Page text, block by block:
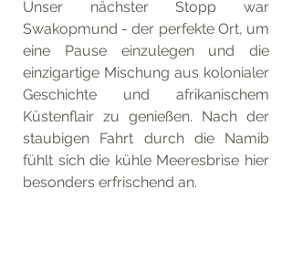
Unser nächster Stopp war
Swakopmund - der perfekte Ort, um
eine Pause einzulegen und die
einzigartige Mischung aus kolonialer
Geschichte und afrikanischem
Küstenflair zu genießen. Nach der
staubigen Fahrt durch die Namib
fühlt sich die kühle Meeresbrise hier
besonders erfrischend an.